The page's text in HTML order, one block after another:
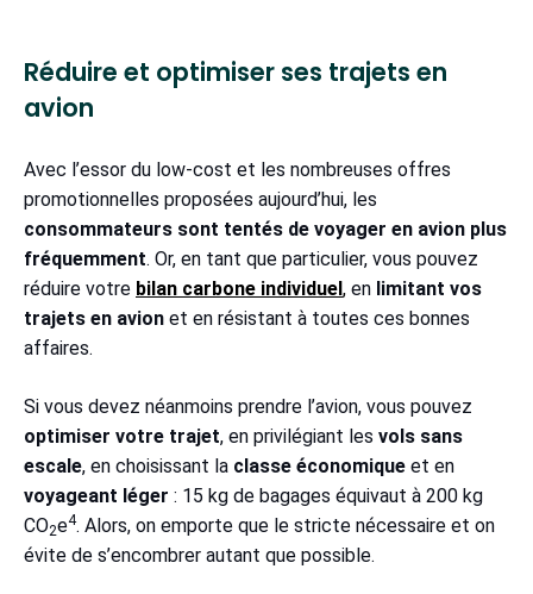
Réduire et optimiser ses trajets en
avion
Avec l’essor du low-cost et les nombreuses offres
promotionnelles proposées aujourd’hui, les
consommateurs sont tentés de voyager en avion plus
fréquemment. Or, en tant que particulier, vous pouvez
réduire votre bilan carbone individuel, en limitant vos
trajets en avion et en résistant à toutes ces bonnes
affaires.
Si vous devez néanmoins prendre l’avion, vous pouvez
optimiser votre trajet, en privilégiant les vols sans
escale, en choisissant la classe économique et en
voyageant léger : 15 kg de bagages équivaut à 200 kg
CO2e4. Alors, on emporte que le stricte nécessaire et on
évite de s’encombrer autant que possible.